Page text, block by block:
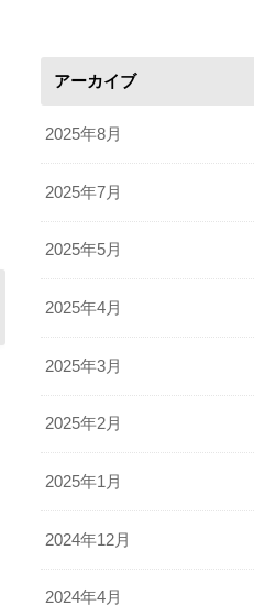
アーカイブ
2025年8月
2025年7月
2025年5月
2025年4月
2025年3月
2025年2月
2025年1月
2024年12月
2024年4月